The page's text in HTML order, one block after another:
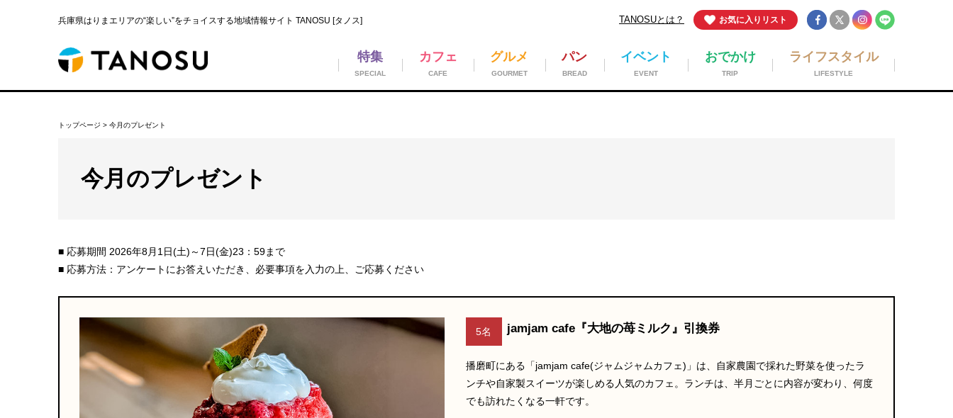
兵庫県はりまエリアの“楽しい”をチョイスする地域情報サイト TANOSU [タノス] お気に入りリスト
TANOSUとは？
ライフスタイル
LIFESTYLE
おでかけ
TRIP
イベント
EVENT
パン
BREAD
グルメ
GOURMET
カフェ
CAFE
特集
SPECIAL
トップページ > 今月のプレゼント
今月のプレゼント
■ 応募期間 2026年8月1日(土)～7日(金)23：59まで
■ 応募方法：アンケートにお答えいただき、必要事項を入力の上、ご応募ください
5名 jamjam cafe『大地の苺ミルク』引換券
播磨町にある「jamjam cafe(ジャムジャムカフェ)」は、自家農園で採れた野菜を使ったラ
ンチや自家製スイーツが楽しめる人気のカフェ。ランチは、半月ごとに内容が変わり、何度
でも訪れたくなる一軒です。